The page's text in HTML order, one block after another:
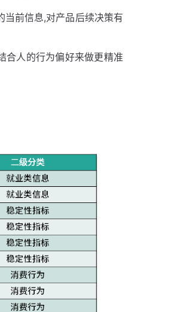
前信息,对产品后续决策有
合人的行为偏好来做更精准